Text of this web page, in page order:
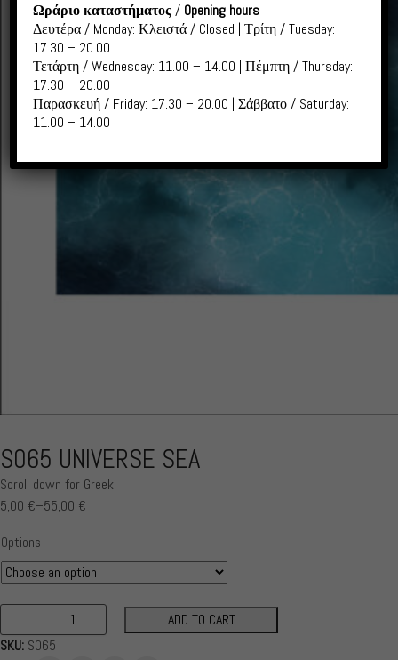
S065 UNIVERSE SEA
Scroll down for Greek
5,00 €–55,00 €
Price
range:
5,00 €
through
55,00 €
Options
Universe
ADD TO CART
SKU: S065
Ωράριο καταστήματος/ Opening hours
Δευτέρα / Monday: Κλειστά / Closed | Τρίτη / Tuesday:
17.30 – 20.00
Τετάρτη / Wednesday: 11.00 – 14.00 | Πέμπτη / Thursday:
17.30 – 20.00
Παρασκευή / Friday: 17.30 – 20.00 | Σάββατο / Saturday:
11.00 – 14.00